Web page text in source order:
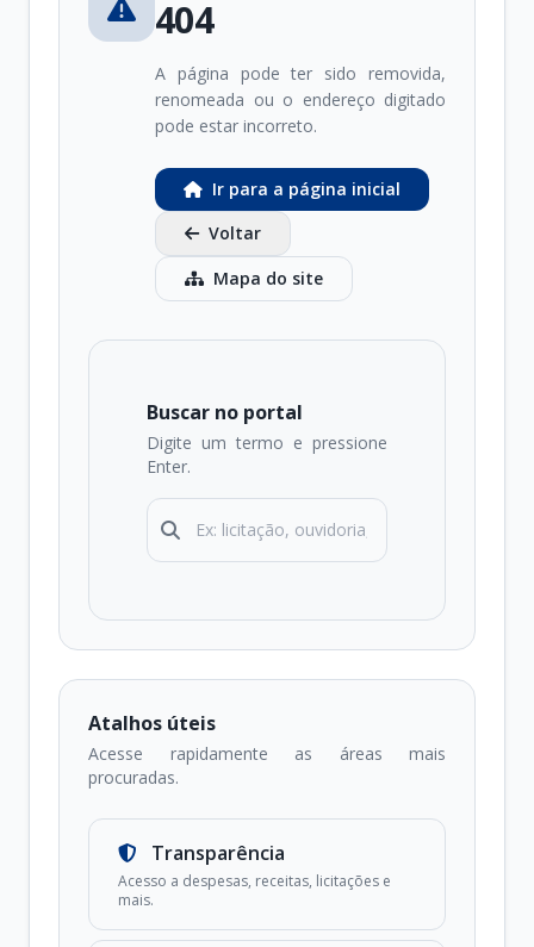
404
A página pode ter sido removida,
renomeada ou o endereço digitado
pode estar incorreto.
Ir para a página inicial
Voltar
Mapa do site
Buscar no portal
Digite um termo e pressione
Enter.
Atalhos úteis
Acesse rapidamente as áreas mais
procuradas.
Transparência
Acesso a despesas, receitas, licitações e
mais.